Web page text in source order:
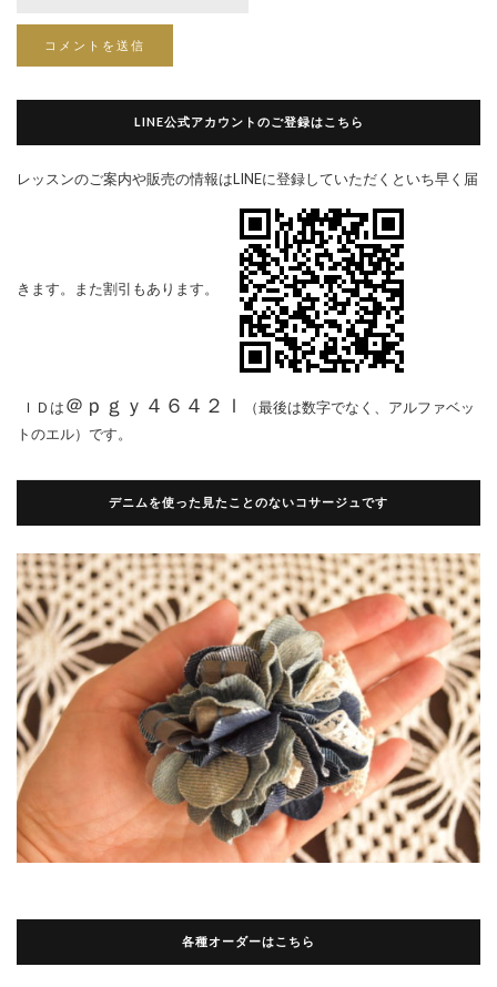
LINE公式アカウントのご登録はこちら
レッスンのご案内や販売の情報はLINEに登録していただくといち早く届
きます。また割引もあります。
ＩＤは ＠ｐｇｙ４６４２ｌ
（最後は数字でなく、アルファベッ
トのエル）です。
デニムを使った見たことのないコサージュです
各種オーダーはこちら